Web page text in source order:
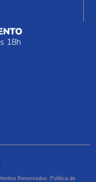
18h
Reservados. Política de